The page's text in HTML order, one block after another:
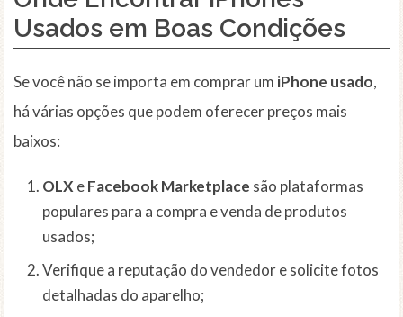
Usados em Boas Condições
Se você não se importa em comprar um iPhone usado,
há várias opções que podem oferecer preços mais
baixos:
OLX eFacebook Marketplace são plataformas
populares para a compra e venda de produtos
usados;
Verifique a reputação do vendedor e solicite fotos
detalhadas do aparelho;